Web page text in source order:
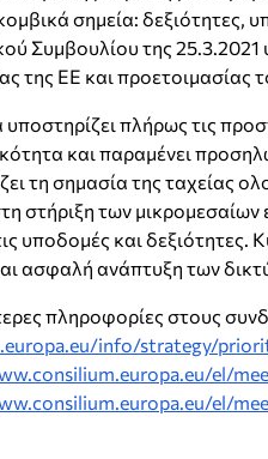
σημεία: δεξιότητες,
Συμβουλίου της 25.3.2021
της ΕΕ και προετοιμασίας
πλήρως τις
και παραμένει
τη σημασία της ταχείας
στήριξη των
υποδομές και δεξιότητες.
ασφαλή ανάπτυξη των
πληροφορίες στους
info/strategy/
el/
el/